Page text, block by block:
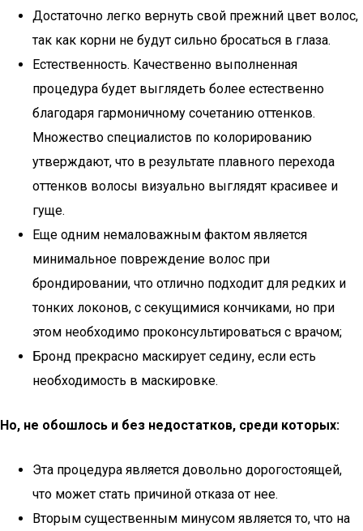
Достаточно легко вернуть свой прежний цвет волос,
так как корни не будут сильно бросаться в глаза.
Естественность. Качественно выполненная
процедура будет выглядеть более естественно
благодаря гармоничному сочетанию оттенков.
Множество специалистов по колорированию
утверждают, что в результате плавного перехода
оттенков волосы визуально выглядят красивее и
гуще.
Еще одним немаловажным фактом является
минимальное повреждение волос при
брондировании, что отлично подходит для редких и
тонких локонов, с секущимися кончиками, но при
этом необходимо проконсультироваться с врачом;
Бронд прекрасно маскирует седину, если есть
необходимость в маскировке.
Но, не обошлось и без недостатков, среди которых:
Эта процедура является довольно дорогостоящей,
что может стать причиной отказа от нее.
Вторым существенным минусом является то, что на